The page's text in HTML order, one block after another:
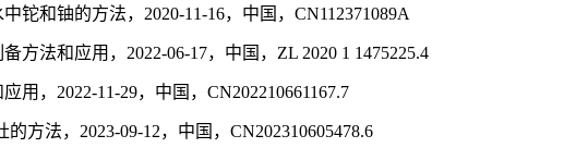
和铀的方法，2020-11-16，中国，CN112371089A
法和应用，2022-06-17，中国，ZL 2020 1 1475225.4
，2022-11-29，中国，CN202210661167.7
方法，2023-09-12，中国，CN202310605478.6